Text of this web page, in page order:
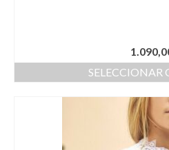
Estolas
Llaveros
SELECCIONAR